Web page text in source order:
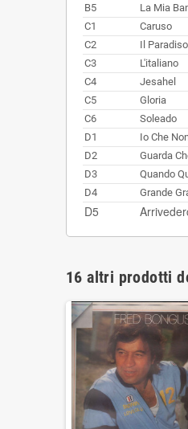
B5
La Mia
C1
Caruso
C2
Il Paradiso
C3
L'italiano
C4
Jesahel
C5
Gloria
C6
Soleado
D1
Io Che
D2
Guarda
D3
Quando
D4
Grande
D5
16 altri prodotti